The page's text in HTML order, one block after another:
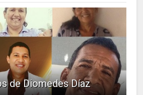
de Diomedes Díaz